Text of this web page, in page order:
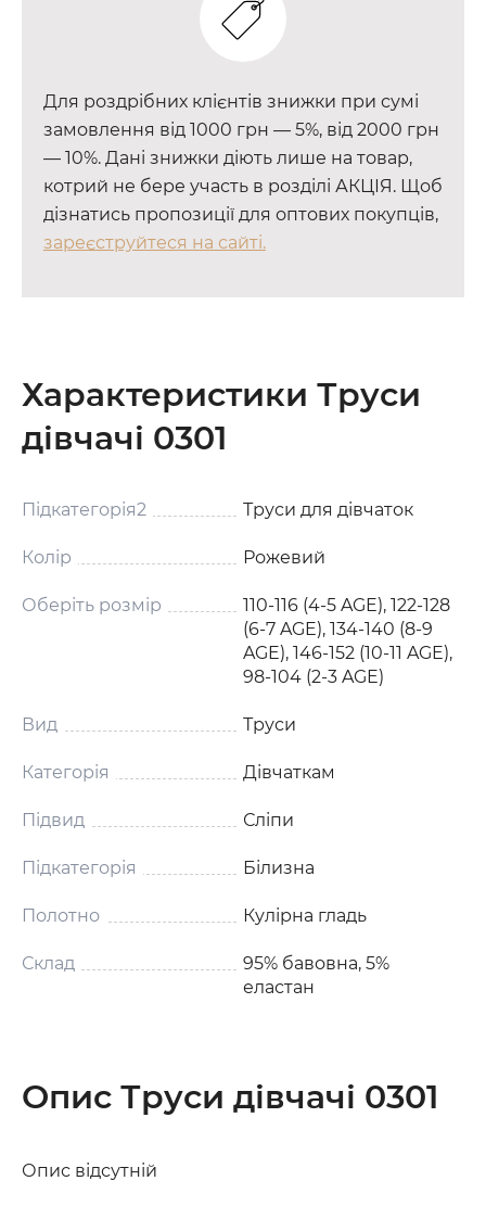
Для роздрібних клієнтів знижки при сумі
замовлення від 1000 грн — 5%, від 2000 грн
— 10%. Дані знижки діють лише на товар,
котрий не бере участь в розділі АКЦІЯ. Щоб
дізнатись пропозиції для оптових покупців,
зареєструйтеся на сайті.
Характеристики Труси
дівчачі 0301
Підкатегорія2 Труси для дівчаток
Колір Рожевий
Оберіть розмір
110-116 (4-5 AGE), 122-128
(6-7 AGE), 134-140 (8-9
AGE), 146-152 (10-11 AGE),
98-104 (2-3 AGE)
Вид Труси
Категорія Дівчаткам
Підвид Сліпи
Підкатегорія Білизна
Полотно Кулірна гладь
Склад
95% бавовна, 5%
еластан
Опис Труси дівчачі 0301
Опис відсутній